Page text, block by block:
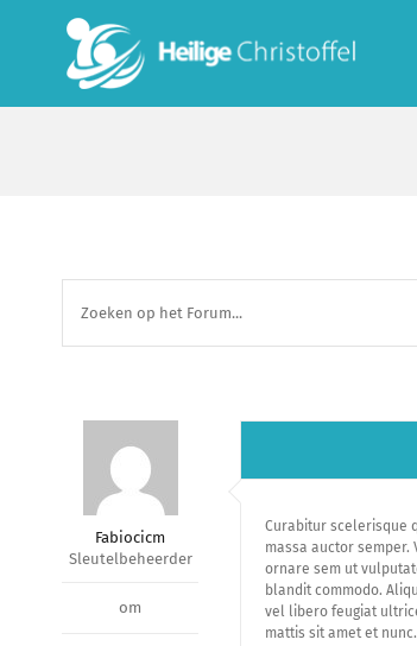
Fabiocicm
Sleutelbeheerder
om
Curabitur scelerisque
massa auctor semper.
ornare sem ut
blandit commodo.
vel libero feugiat
mattis sit amet et nunc.